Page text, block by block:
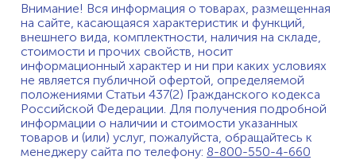
Внимание! Вся информация о товарах, размещенная
на сайте, касающаяся характеристик и функций,
внешнего вида, комплектности, наличия на складе,
стоимости и прочих свойств, носит
информационный характер и ни при каких условиях
не является публичной офертой, определяемой
положениями Статьи 437(2) Гражданского кодекса
Российской Федерации. Для получения подробной
информации о наличии и стоимости указанных
товаров и (или) услуг, пожалуйста, обращайтесь к
менеджеру сайта по телефону: 8-800-550-4-660